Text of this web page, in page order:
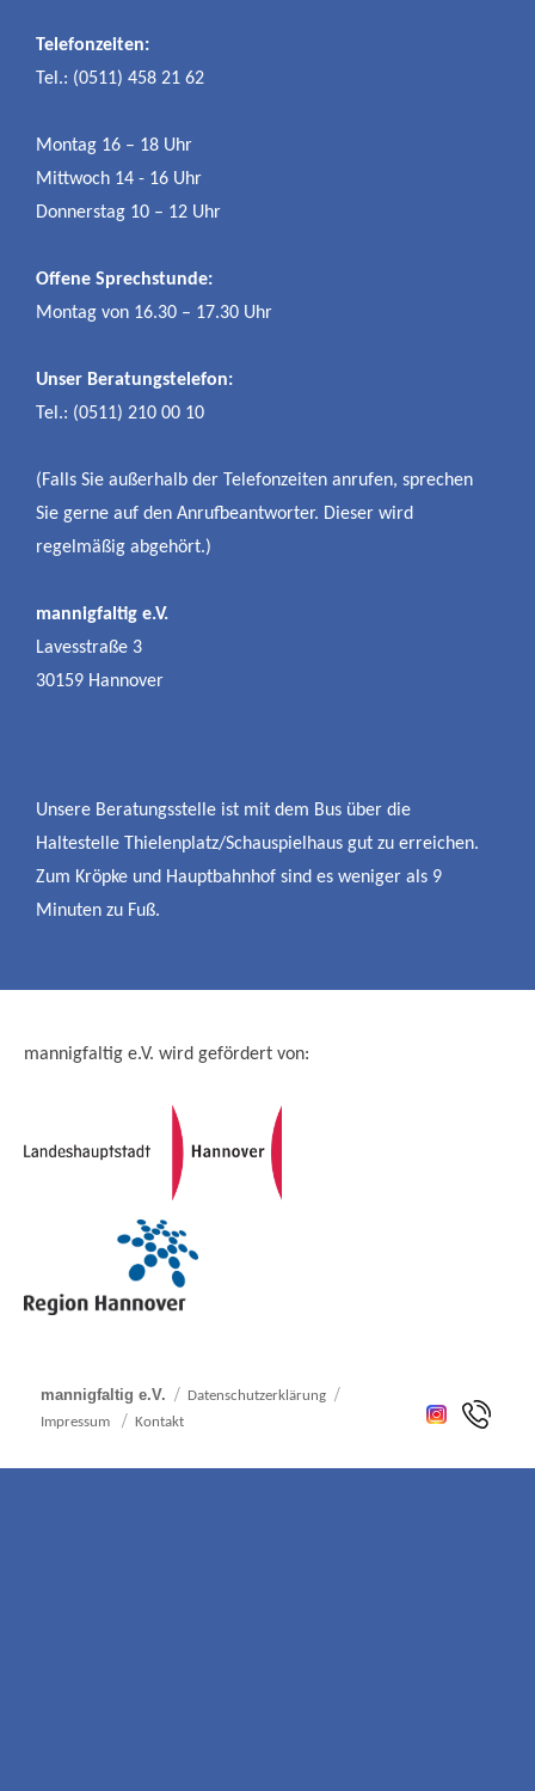
Telefonzeiten:
Tel.: (0511) 458 21 62
Montag 16 – 18 Uhr
Mittwoch 14 - 16 Uhr
Donnerstag 10 – 12 Uhr
Offene Sprechstunde:
Montag von 16.30 – 17.30 Uhr
Unser Beratungstelefon:
Tel.: (0511) 210 00 10
(Falls Sie außerhalb der Telefonzeiten anrufen, sprechen
Sie gerne auf den Anrufbeantworter. Dieser wird
regelmäßig abgehört.)
mannigfaltig e.V.
Lavesstraße 3
30159 Hannover
Unsere Beratungsstelle ist mit dem Bus über die
Haltestelle Thielenplatz/Schauspielhaus gut zu erreichen.
Zum Kröpke und Hauptbahnhof sind es weniger als 9
Minuten zu Fuß.
mannigfaltig e.V. wird gefördert von:
mannigfaltig e.V.
Datenschutzerklärung
Impressum
Kontakt